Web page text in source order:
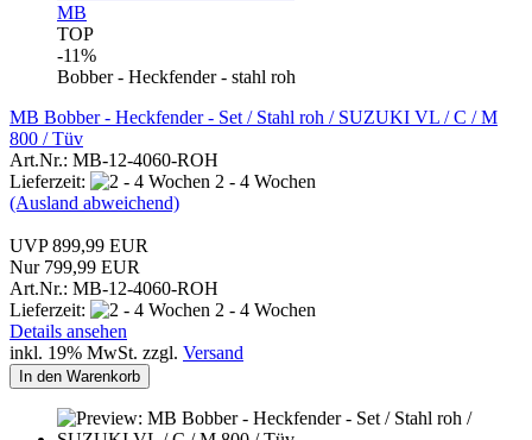
MB
TOP
-11%
Bobber - Heckfender - stahl roh
MB Bobber - Heckfender - Set / Stahl roh / SUZUKI VL / C / M
800 / Tüv
Art.Nr.: MB-12-4060-ROH
Lieferzeit:
2 - 4 Wochen
(Ausland abweichend)
UVP 899,99 EUR
Nur 799,99 EUR
Art.Nr.: MB-12-4060-ROH
Lieferzeit:
2 - 4 Wochen
Details ansehen
inkl. 19% MwSt. zzgl. Versand
In den Warenkorb